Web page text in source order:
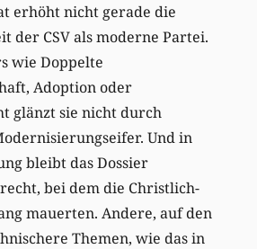
erhöht nicht gerade die
der CSV als moderne Partei.
wie Doppelte
Adoption oder
glänzt sie nicht durch
Und in
bleibt das Dossier
bei dem die Christlich-
mauerten. Andere, auf den
Themen, wie das in